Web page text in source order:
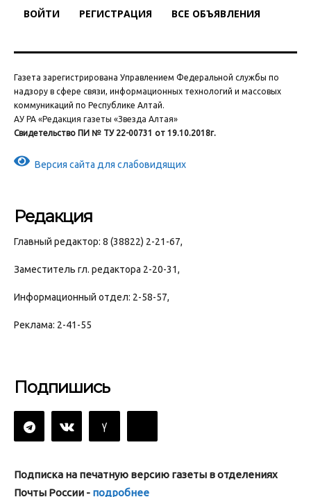
ВОЙТИ РЕГИСТРАЦИЯ ВСЕ ОБЪЯВЛЕНИЯ
Газета зарегистрирована Управлением Федеральной службы по
надзору в сфере связи, информационных технологий и массовых
коммуникаций по Республике Алтай.
АУ РА «Редакция газеты «Звезда Алтая»
Свидетельство ПИ № ТУ 22-00731 от 19.10.2018г.
Версия сайта для слабовидящих
Редакция
Главный редактор: 8 (38822) 2-21-67,
Заместитель гл. редактора 2-20-31,
Информационный отдел: 2-58-57,
Реклама: 2-41-55
Подпишись
Подписка на печатную версию газеты в отделениях
Почты России - подробнее